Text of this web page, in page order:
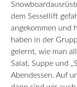
dem Sessellift
angekommen und
haben in der
gelernt, wie man
Salat, Suppe und
Abendessen. Auf